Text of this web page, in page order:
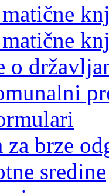
o
brze
sredine